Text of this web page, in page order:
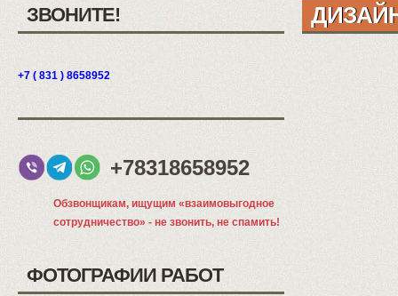
ЗВОНИТЕ!
+7 ( 831 ) 8658952
+78318658952
Обзвонщикам, ищущим «взаимовыгодное
сотрудничество» - не звонить, не спамить!
ФОТОГРАФИИ РАБОТ